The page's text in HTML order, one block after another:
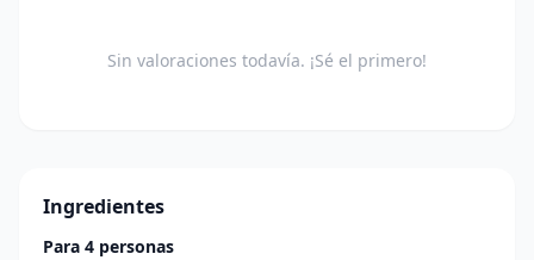
Sin valoraciones todavía. ¡Sé el primero!
Ingredientes
Para 4 personas